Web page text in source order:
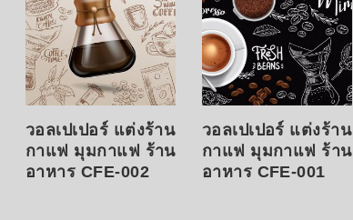
วอลเปเปอร์ แต่งร้าน
กาแฟ มุมกาแฟ ร้าน
อาหาร CFE-002
วอลเปเปอร์ แต่งร้าน
กาแฟ มุมกาแฟ ร้าน
อาหาร CFE-001